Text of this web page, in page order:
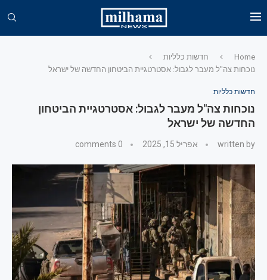
Home
חדשות כלליות
נוכחות צה"ל מעבר לגבול: אסטרטגיית הביטחון החדשה של ישראל
חדשות כלליות
נוכחות צה"ל מעבר לגבול: אסטרטגיית הביטחון
החדשה של ישראל
written by אפריל 15, 2025 0 comments